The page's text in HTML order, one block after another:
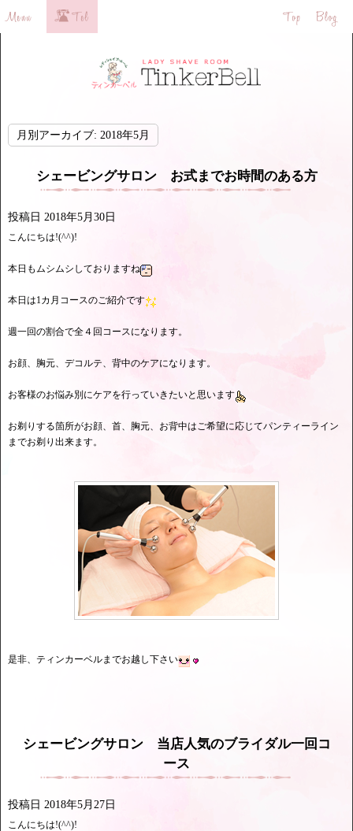
月別アーカイブ: 2018年5月
シェービングサロン お式までお時間のある方
投稿日 2018年5月30日
こんにちは!(^^)!
本日もムシムシしておりますね
本日は1カ月コースのご紹介です
週一回の割合で全４回コースになります。
お顔、胸元、デコルテ、背中のケアになります。
お客様のお悩み別にケアを行っていきたいと思います
お剃りする箇所がお顔、首、胸元、お背中はご希望に応じてパンティーライン
までお剃り出来ます。
是非、ティンカーベルまでお越し下さい
シェービングサロン 当店人気のブライダル一回コ
ース
投稿日 2018年5月27日
こんにちは!(^^)!